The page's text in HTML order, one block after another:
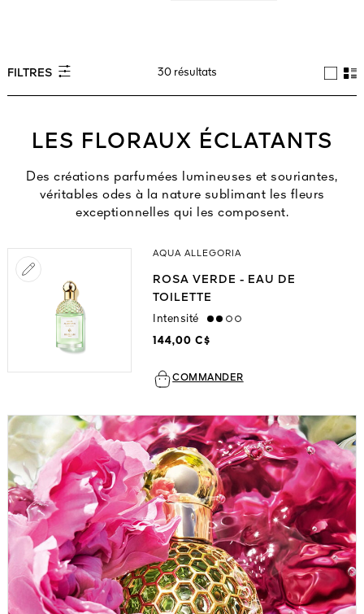
FILTRES 30 résultats
LES FLORAUX ÉCLATANTS
Des créations parfumées lumineuses et souriantes,
véritables odes à la nature sublimant les fleurs
exceptionnelles qui les composent.
AQUA ALLEGORIA
ROSA VERDE - EAU DE
TOILETTE
Intensité medium
144,00 C$
COMMANDER